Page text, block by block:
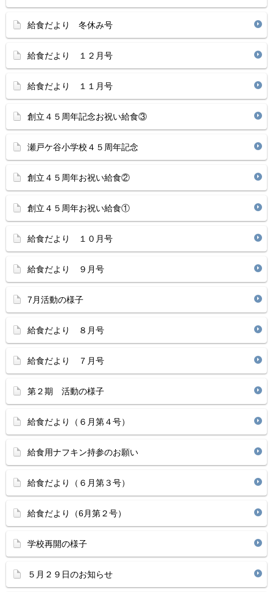
給食だより 冬休み号
給食だより １２月号
給食だより １１月号
創立４５周年記念お祝い給食③
瀬戸ケ谷小学校４５周年記念
創立４５周年お祝い給食②
創立４５周年お祝い給食①
給食だより １０月号
給食だより ９月号
7月活動の様子
給食だより ８月号
給食だより ７月号
第２期 活動の様子
給食だより（６月第４号）
給食用ナフキン持参のお願い
給食だより（６月第３号）
給食だより（6月第２号）
学校再開の様子
５月２９日のお知らせ